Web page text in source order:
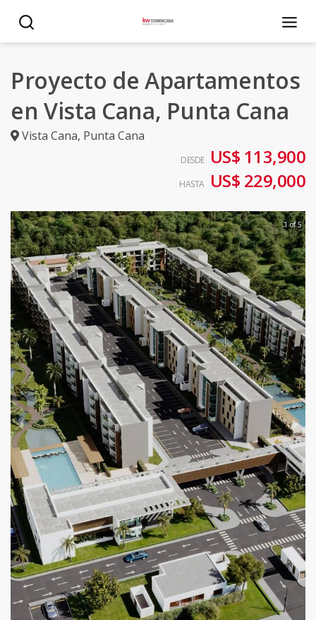
Proyecto de Apartamentos
en Vista Cana, Punta Cana
Vista Cana, Punta Cana
DESDE US$ 113,900
HASTA US$ 229,000
1 of 5